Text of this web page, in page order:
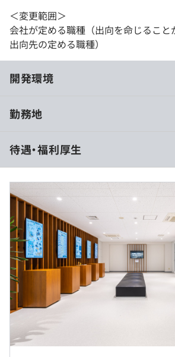
＜変更範囲＞
会社が定める職種（出向を命じること
出向先の定める職種）
開発環境
ることもできれば、業種／業態にとら
発が可能です。基本、上流工程から案
き、スキルアップ支援制度の充実して
アとしてキャリアを積むことができます
■業務用調理器具のIoT化およびクラ
システム
■産業用ロボットアーム基礎研究にお
■業務用ミシンのソフトウェア開発
勤務地
待遇・福利厚生
（※想定年収は年収提示額を保証するもの
標準的な勤務時間帯 8:45～17:30 （
※フレックスタイム制勤務（コアタイ
ルタイム6:30～21:45）
憩を取得）
平均残業時間：23.3時間／月